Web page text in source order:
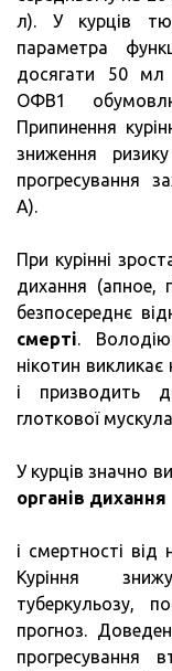
л). У курців
параметра
досягати 50 мл
ОФВ1
Припинення
зниження
прогресування
А).
При курінні
дихання (апное,
безпосереднє
смерті.
нікотин викликає
і призводить
глоткової
У курців значно
органів дихання
і смертності від
Куріння
туберкульозу,
прогноз.
прогресування